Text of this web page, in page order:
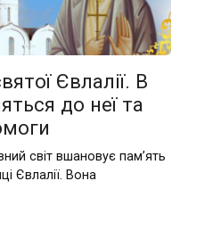
Євлалії. В
до неї та
світ вшановує пам’ять
Євлалії. Вона